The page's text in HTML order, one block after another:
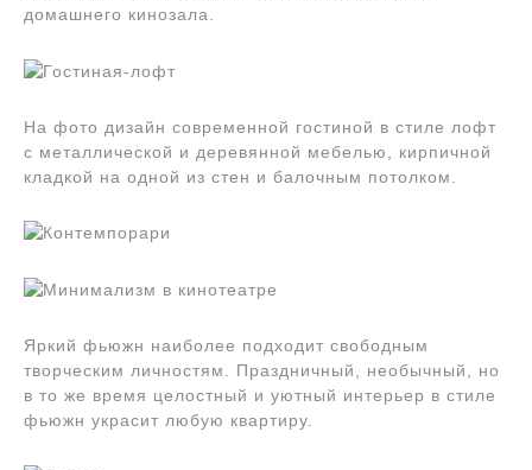
домашнего кинозала.
На фото дизайн современной гостиной в стиле лофт
с металлической и деревянной мебелью, кирпичной
кладкой на одной из стен и балочным потолком.
Яркий фьюжн наиболее подходит свободным
творческим личностям. Праздничный, необычный, но
в то же время целостный и уютный интерьер в стиле
фьюжн украсит любую квартиру.